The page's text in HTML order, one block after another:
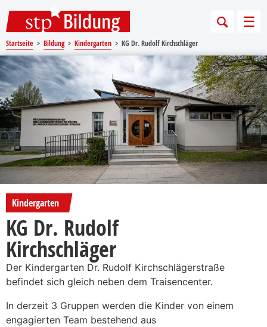
Startseite Bildung Kindergarten KG Dr. Rudolf Kirchschläger
Kindergarten
KG Dr. Rudolf
Kirchschläger
Der Kindergarten Dr. Rudolf Kirchschlägerstraße
befindet sich gleich neben dem Traisencenter.
In derzeit 3 Gruppen werden die Kinder von einem
engagierten Team bestehend aus